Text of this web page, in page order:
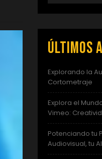
Últimos
Explorando la
Cortometraje
Explora el
Vimeo:
Potenciando tu
Audiovisual, tu